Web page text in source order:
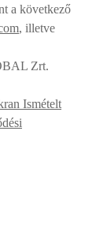
a következő
, illetve
Zrt.
Ismételt